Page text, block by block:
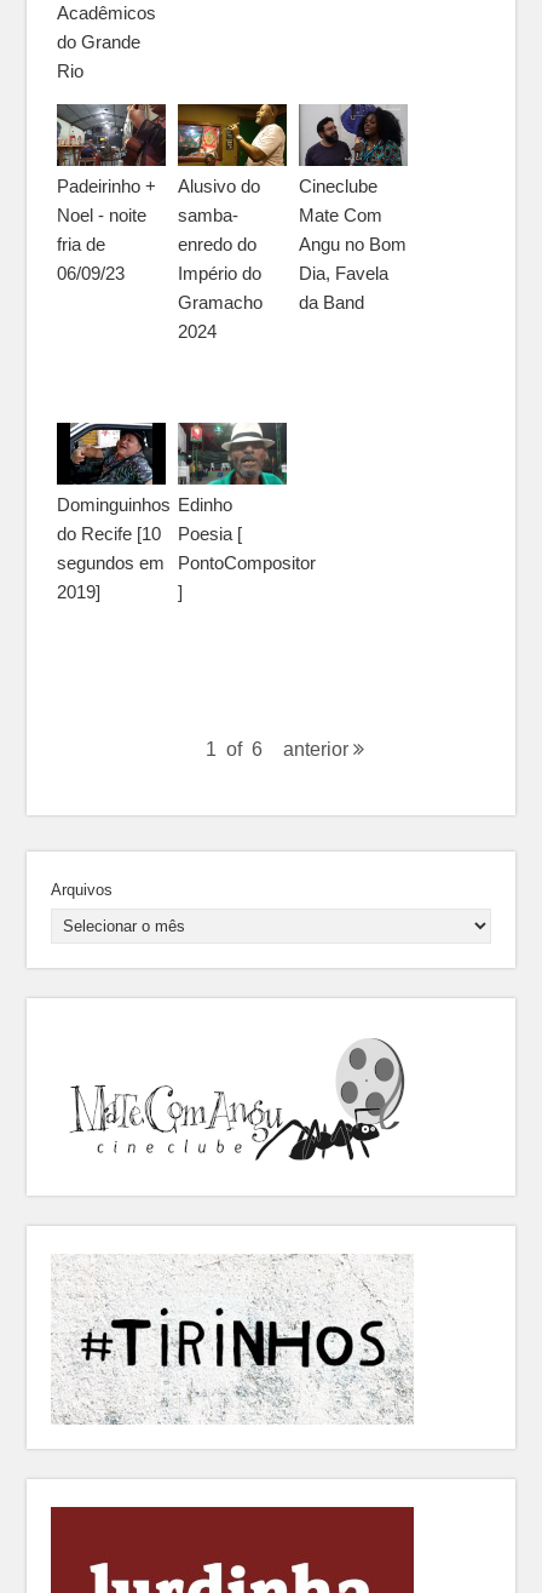
Acadêmicos
do Grande
Rio
Padeirinho +
Noel - noite
fria de
06/09/23
Alusivo do
samba-
enredo do
Império do
Gramacho
2024
Cineclube
Mate Com
Angu no Bom
Dia, Favela
da Band
Dominguinhos
do Recife [10
segundos em
2019]
Edinho
Poesia [
PontoCompositor
]
1 of 6 anterior
Arquivos